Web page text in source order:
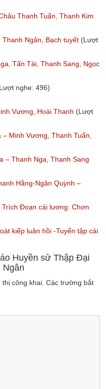
Thanh Tuấn, Thanh Kim
Ngân, Bạch tuyết (Lượt
Tấn Tài, Thanh Sang, Ngọc
nghe: 496)
Vương, Hoài Thanh (Lượt
Minh Vương, Thanh Tuấn,
– Thanh Nga, Thanh Sang
Hằng-Ngân Quỳnh –
Đoạn cải lương: Chơn
kiếp luân hồi -Tuyển tập cải
Huyền sử Thập Đại
công khai. Các trường bắt